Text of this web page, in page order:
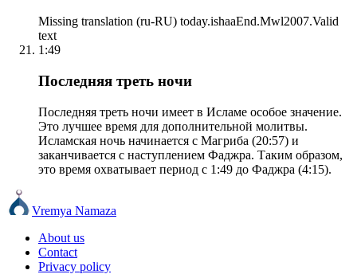
Missing translation (ru-RU) today.ishaaEnd.Mwl2007.Valid
text
1:49
Последняя треть ночи
Последняя треть ночи имеет в Исламе особое значение.
Это лучшее время для дополнительной молитвы.
Исламская ночь начинается с Магриба (20:57) и
заканчивается с наступлением Фаджра. Таким образом,
это время охватывает период с 1:49 до Фаджра (4:15).
Vremya Namaza
About us
Contact
Privacy policy